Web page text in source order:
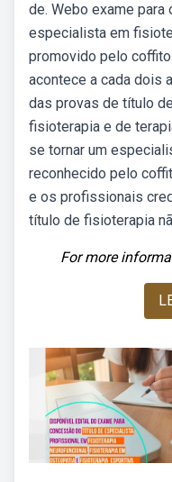
de. Webo exame
especialista em
promovido pelo
acontece a cada dois
das provas de título
fisioterapia e de
se tornar um
reconhecido pelo
e os profissionais
título de fisioterapia
For more